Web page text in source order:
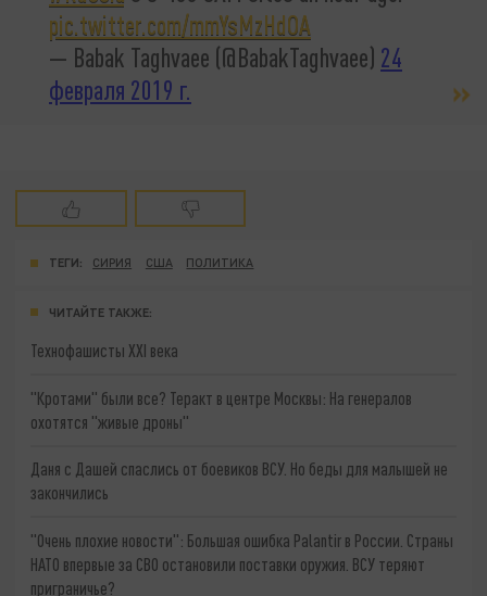
pic.twitter.com/mmYsMzHdOA
— Babak Taghvaee (@BabakTaghvaee) 24
февраля 2019 г.
ТЕГИ: СИРИЯ США ПОЛИТИКА
ЧИТАЙТЕ ТАКЖЕ:
Технофашисты XXI века
"Кротами" были все? Теракт в центре Москвы: На генералов
охотятся "живые дроны"
Даня с Дашей спаслись от боевиков ВСУ. Но беды для малышей не
закончились
"Очень плохие новости": Большая ошибка Palantir в России. Страны
НАТО впервые за СВО остановили поставки оружия. ВСУ теряют
приграничье?